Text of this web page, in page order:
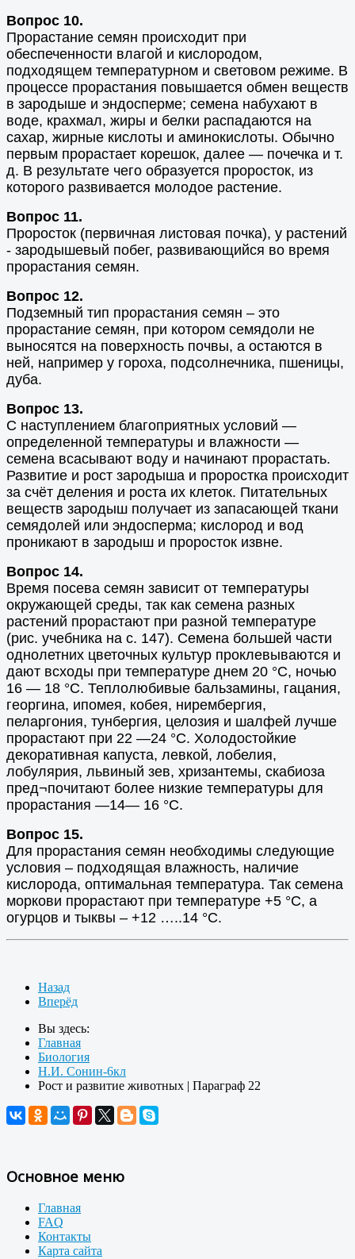
Вопрос 10.
Прорастание семян происходит при
обеспеченности влагой и кислородом,
подходящем температурном и световом режиме. В
процессе прорастания повышается обмен веществ
в зародыше и эндосперме; семена набухают в
воде, крахмал, жиры и белки распадаются на
сахар, жирные кислоты и аминокислоты. Обычно
первым прорастает корешок, далее — почечка и т.
д. В результате чего образуется проросток, из
которого развивается молодое растение.
Вопрос 11.
Проросток (первичная листовая почка), у растений
- зародышевый побег, развивающийся во время
прорастания семян.
Вопрос 12.
Подземный тип прорастания семян – это
прорастание семян, при котором семядоли не
выносятся на поверхность почвы, а остаются в
ней, например у гороха, подсолнечника, пшеницы,
дуба.
Вопрос 13.
С наступлением благоприятных условий —
определенной температуры и влажности —
семена всасывают воду и начинают прорастать.
Развитие и рост зародыша и проростка происходит
за счёт деления и роста их клеток. Питательных
веществ зародыш получает из запасающей ткани
семядолей или эндосперма; кислород и вод
проникают в зародыш и проросток извне.
Вопрос 14.
Время посева семян зависит от температуры
окружающей среды, так как семена разных
растений прорастают при разной температуре
(рис. учебника на с. 147). Семена большей части
однолетних цветочных культур проклевываются и
дают всходы при температуре днем 20 °С, ночью
16 — 18 °С. Теплолюбивые бальзамины, гацания,
георгина, ипомея, кобея, нирембергия,
пеларгония, тунбергия, целозия и шалфей лучше
прорастают при 22 —24 °С. Холодостойкие
декоративная капуста, левкой, лобелия,
лобулярия, львиный зев, хризантемы, скабиоза
пред¬почитают более низкие температуры для
прорастания —14— 16 °С.
Вопрос 15.
Для прорастания семян необходимы следующие
условия – подходящая влажность, наличие
кислорода, оптимальная температура. Так семена
моркови прорастают при температуре +5 °С, а
огурцов и тыквы – +12 …..14 °С.
Назад
Вперёд
Вы здесь:
Главная
Биология
Н.И. Сонин-6кл
Рост и развитие животных | Параграф 22
Основное меню
Главная
FAQ
Контакты
Карта сайта